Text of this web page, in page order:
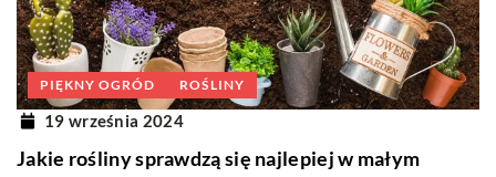
PIĘKNY OGRÓD ROŚLINY
19 września 2024
Jakie rośliny sprawdzą się najlepiej w małym